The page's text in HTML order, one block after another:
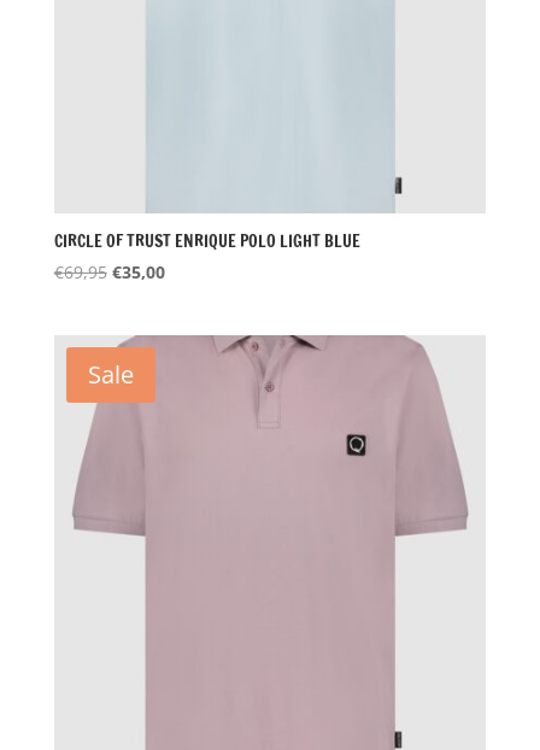
CIRCLE OF TRUST ENRIQUE POLO LIGHT BLUE
€69,95 Oorspronkelijke
€69,95.
€35,00Huidige
Sale